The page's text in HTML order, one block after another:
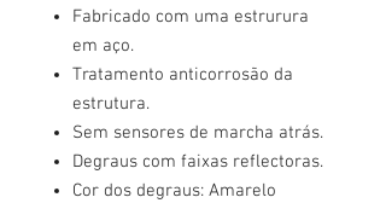
Fabricado com uma estrurura
em aço.
Tratamento anticorrosão da
estrutura.
Sem sensores de marcha atrás.
Degraus com faixas reflectoras.
Cor dos degraus: Amarelo